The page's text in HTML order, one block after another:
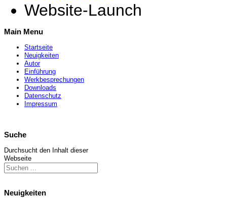
Website-Launch
Main Menu
Startseite
Neuigkeiten
Autor
Einführung
Werkbesprechungen
Downloads
Datenschutz
Impressum
Suche
Durchsucht den Inhalt dieser
Webseite
Neuigkeiten